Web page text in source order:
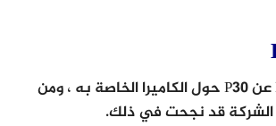
تدور فكرة Huawei عن P30 حول الكاميرا الخاصة به ، ومن
الشركة قد نجحت في ذلك.